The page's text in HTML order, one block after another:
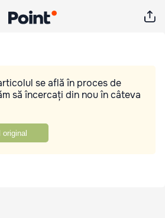
se află în proces de
să încercați din nou în câteva
original